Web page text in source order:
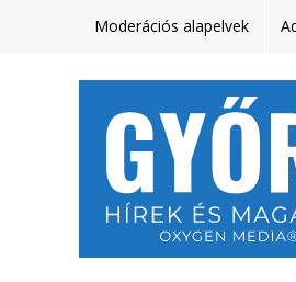
Moderációs alapelvek